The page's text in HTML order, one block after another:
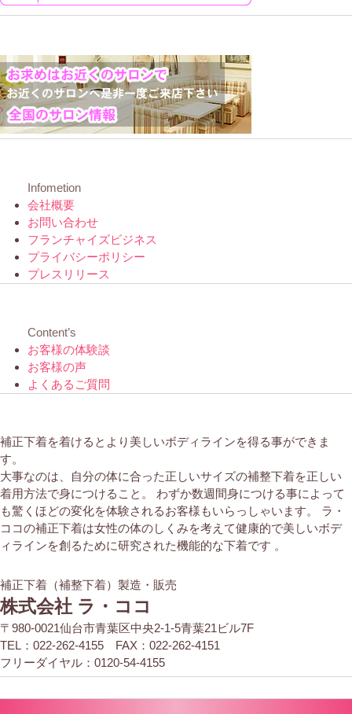
Infometion
会社概要
お問い合わせ
フランチャイズビジネス
プライバシーポリシー
プレスリリース
Content’s
お客様の体験談
お客様の声
よくあるご質問
補正下着を着けるとより美しいボディラインを得る事ができま
す。
大事なのは、自分の体に合った正しいサイズの補整下着を正しい
着用方法で身につけること。 わずか数週間身につける事によって
も驚くほどの変化を体験されるお客様もいらっしゃいます。 ラ・
ココの補正下着は女性の体のしくみを考えて健康的で美しいボデ
ィラインを創るために研究された機能的な下着です 。
補正下着（補整下着）製造・販売
株式会社 ラ・ココ
〒980-0021仙台市青葉区中央2-1-5青葉21ビル7F
TEL：022-262-4155 FAX：022-262-4151
フリーダイヤル：0120-54-4155